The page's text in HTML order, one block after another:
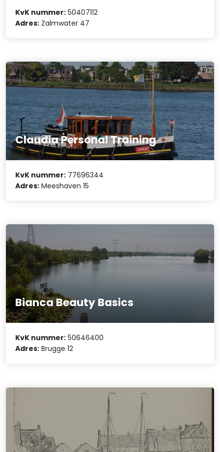
KvK nummer: 50407112
Adres: Zalmwater 47
Claudia Personal Training
KvK nummer: 77696344
Adres: Meeshaven 15
Bianca Beauty Basics
KvK nummer: 50646400
Adres: Brugge 12